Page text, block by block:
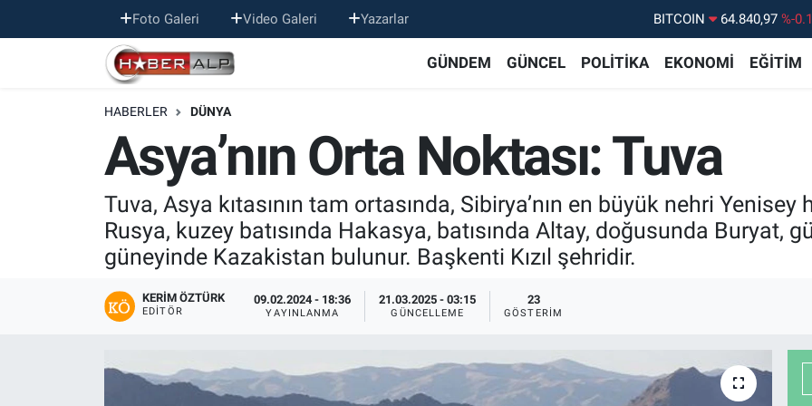
Foto Galeri Video Galeri Yazarlar BITCOIN 64.840,97 %-
GRAM ALTIN
BİST100
GÜNDEM GÜNCEL POLİTİKA EKONOMİ EĞİTİM
HABERLER DÜNYA
Asya’nın Orta Noktası: Tuva
Tuva, Asya kıtasının tam ortasında, Sibirya’nın en büyük nehri Yenisey
Rusya, kuzey batısında Hakasya, batısında Altay, doğusunda Buryat,
güneyinde Kazakistan bulunur. Başkenti Kızıl şehridir.
KERIM ÖZTÜRK
EDITÖR
09.02.2024 - 18:36
YAYINLANMA
21.03.2025 - 03:15
GÜNCELLEME
23
GÖSTERIM
Nöbetçi Eczaneler
Hava Durumu
Trafik Durumu
Süper Lig Puan Durumu ve Fikstür
Tüm Manşetler
Son Dakika Haberleri